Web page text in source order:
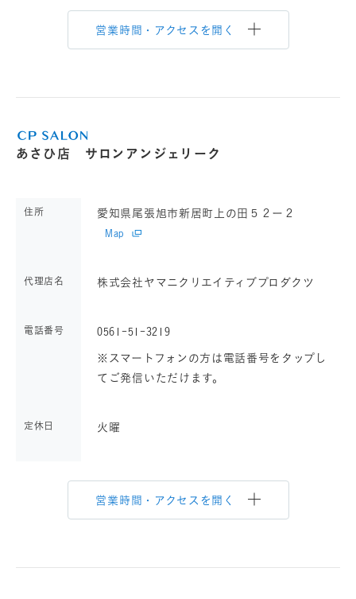
営業時間・アクセスを開く
あさひ店 サロンアンジェリーク
住所 愛知県尾張旭市新居町上の田５２ー２
Map
代理店名 株式会社ヤマニクリエイティブプロダクツ
電話番号 0561-51-3219
※スマートフォンの方は電話番号をタップし
てご発信いただけます。
定休日 火曜
営業時間・アクセスを開く